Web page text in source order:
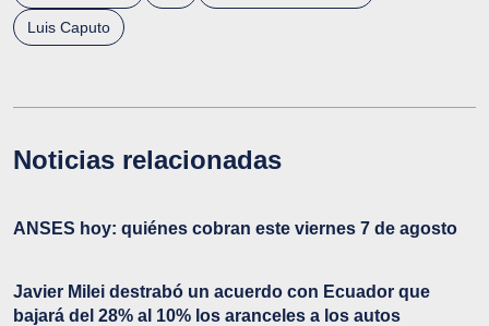
Luis Caputo
Noticias relacionadas
ANSES hoy: quiénes cobran este viernes 7 de agosto
Javier Milei destrabó un acuerdo con Ecuador que
bajará del 28% al 10% los aranceles a los autos